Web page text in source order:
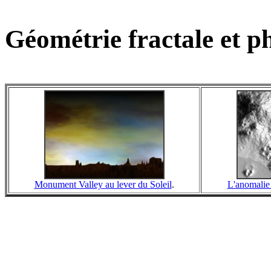
Géométrie fractale et
Monument Valley au lever du Soleil.